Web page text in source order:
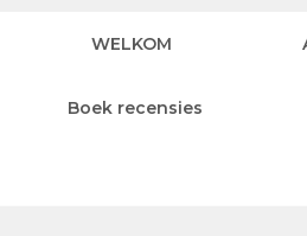
WELKOM
Boek recensies